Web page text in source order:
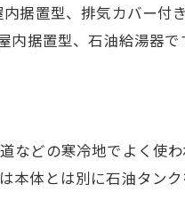
据置型、排気カバー付
内据置型、石油給湯器で
どの寒冷地でよく使わ
体とは別に石油タンク